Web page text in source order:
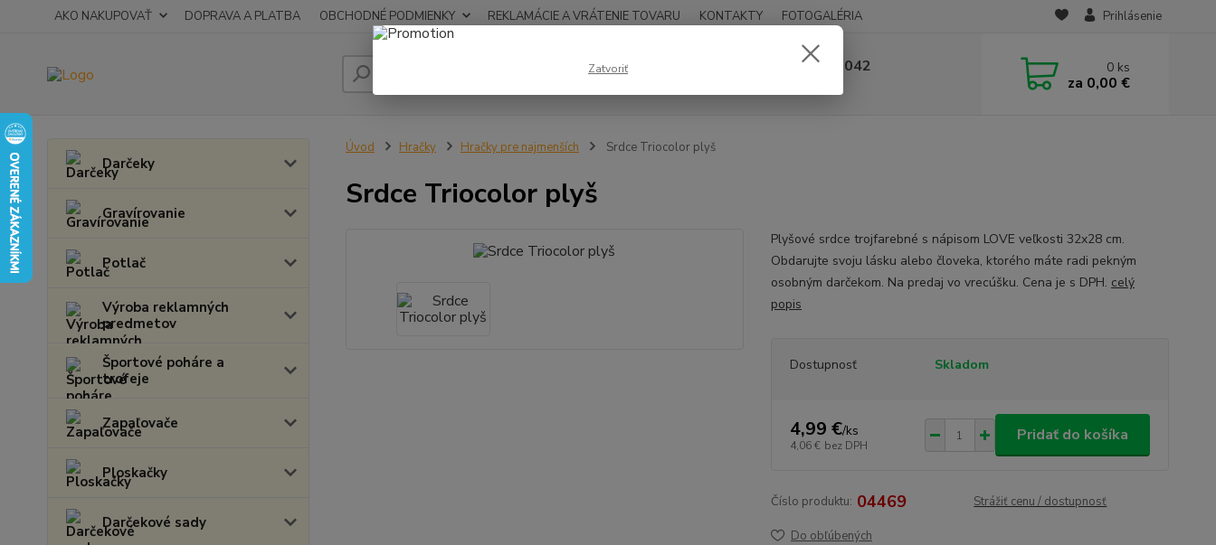
AKO NAKUPOVAŤ DOPRAVA A PLATBA OBCHODNÉ PODMIENKY REKLAMÁCIE A VRÁTENIE TOVARU KONTAKTY FOTOGALÉRIA Prihlásenie
Hľadať 0948 236 042 0 ks
za 0,00 €
Darčeky
Gravírovanie
Potlač
Výroba reklamných
predmetov
Športové poháre a
trofeje
Zapaľovače
Ploskačky
Darčekové sady
Úvod Hračky Hračky pre najmenších Srdce Triocolor plyš
Srdce Triocolor plyš
Plyšové srdce trojfarebné s nápisom LOVE veľkosti 32x28 cm.
Obdarujte svoju lásku alebo človeka, ktorého máte radi pekným
osobným darčekom. Na predaj vo vrecúšku. Cena je s DPH. celý
popis
Dostupnosť Skladom
4,99 €/ks
4,06 € bez DPH
Pridať do košíka
Číslo produktu: 04469 Strážiť cenu / dostupnosť
Do obľúbených
Zatvoriť